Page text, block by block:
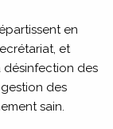
en
et
désinfection des
des
sain.